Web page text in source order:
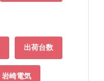
出荷台数
岩崎電気